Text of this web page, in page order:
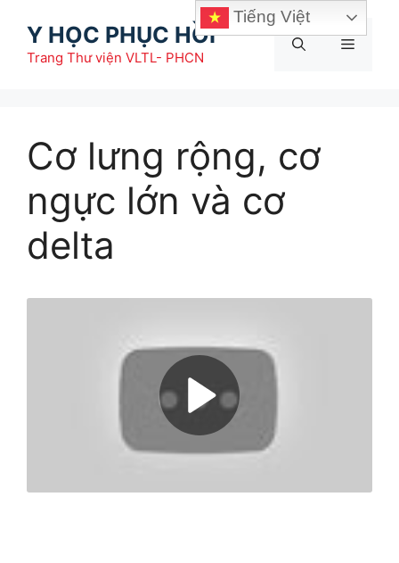
Y HỌC PHỤC HỒI
Trang Thư viện VLTL- PHCN
Menu
Cơ lưng rộng, cơ
ngực lớn và cơ
delta
Tiếng Việt